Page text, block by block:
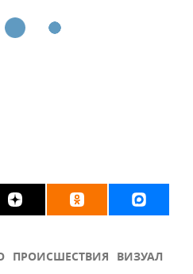
ПРОИСШЕСТВИЯ ВИЗУАЛ